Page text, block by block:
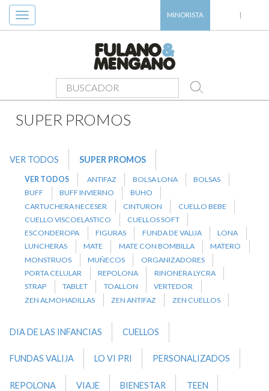
Toggle
navigation
MINORISTA
SUPER PROMOS
SUPER PROMOS
VER TODOS SUPER PROMOS
VER TODOS ANTIFAZ BOLSA LONA
BOLSAS
BUFF
BUFF INVIERNO
BUHO
CARTUCHERA NECESER
CINTURON
CUELLO BEBE
CUELLO VISCOELASTICO
CUELLOS SOFT
ESCONDEROPA
FIGURAS FUNDA DE VALIJA
LONA
LUNCHERAS
MATE MATE CON BOMBILLA
MATERO
MONSTRUOS
MUÑECOS
ORGANIZADORES
PORTA CELULAR
REPOLONA
RINONERA LYCRA
STRAP
TABLET TOALLON
VERTEDOR
ZEN ALMOHADILLAS
ZEN ANTIFAZ ZEN CUELLOS
DIA DE LAS INFANCIAS CUELLOS
FUNDAS VALIJA LO VI PRI PERSONALIZADOS
REPOLONA VIAJE BIENESTAR TEEN